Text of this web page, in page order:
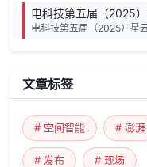
电科技第五届（2025
电科技第五届（2025）星
文章标签
# 空间智能 # 澎湃
# 发布 # 现场